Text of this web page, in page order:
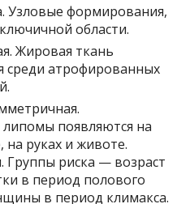
Узловые формирования,
области.
Жировая ткань
среди атрофированных
появляются на
на руках и животе.
риска — возраст
в период полового
в период климакса.